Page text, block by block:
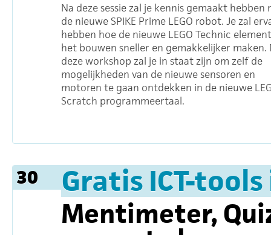
Na deze sessie zal je kennis gemaakt hebben
de nieuwe SPIKE Prime LEGO robot. Je zal
hebben hoe de nieuwe LEGO Technic
het bouwen sneller en gemakkelijker maken.
deze workshop zal je in staat zijn om zelf de
mogelijkheden van de nieuwe sensoren en
motoren te gaan ontdekken in de nieuwe
Scratch programmeertaal.
30 Gratis ICT-
Mentimeter,